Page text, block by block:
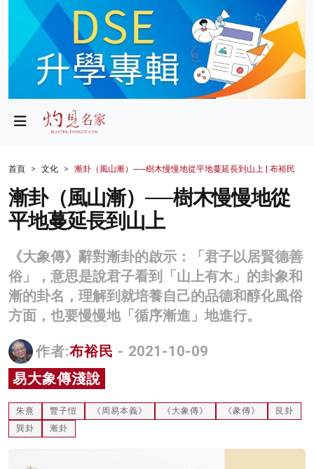
政局
財經
生活
健康
商業
科技
影片
灼見活動
關於我們
首頁 文化 漸卦（風山漸）──樹木慢慢地從平地蔓延長到山上 | 布裕民
漸卦（風山漸）──樹木慢慢地從
平地蔓延長到山上
《大象傳》辭對漸卦的啟示：「君子以居賢德善
俗」，意思是說君子看到「山上有木」的卦象和
漸的卦名，理解到就培養自己的品德和醇化風俗
方面，也要慢慢地「循序漸進」地進行。
作者:布裕民 - 2021-10-09
易大象傳淺說
朱熹 豐子愷 《周易本義》 《大象傳》 《彖傳》
艮卦
巽卦
漸卦